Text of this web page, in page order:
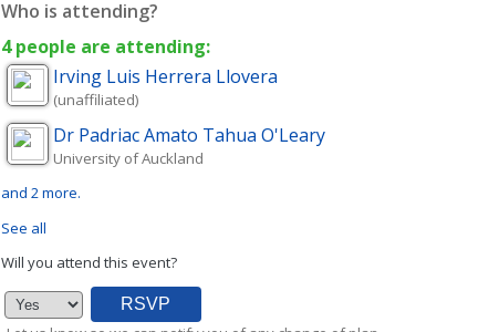
Who is attending?
4 people are attending:
Irving Luis Herrera Llovera
(unaffiliated)
Dr Padriac Amato Tahua O'Leary
University of Auckland
and 2 more.
See all
Will you attend this event?